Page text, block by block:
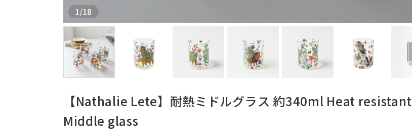
1/18
【Nathalie Lete】耐熱ミドルグラス 約340ml Heat resistant
Middle glass